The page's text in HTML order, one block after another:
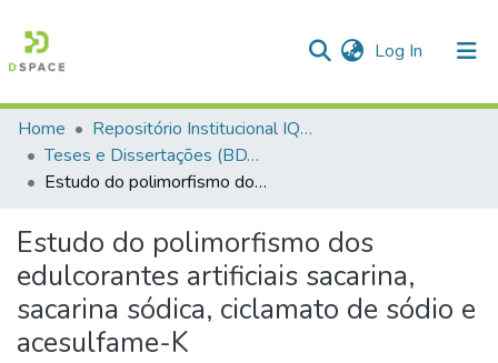
Log In (current)
Communities & Collections
All of DSpace
Statistics
Home
Repositório Institucional IQSC
Teses e Dissertações (BDTD USP)
Estudo do polimorfismo dos edulcorantes artificiais sacarina, sacarina sódica, ciclamato de sódio e acesulfame-K
Estudo do polimorfismo dos
edulcorantes artificiais sacarina,
sacarina sódica, ciclamato de sódio e
acesulfame-K